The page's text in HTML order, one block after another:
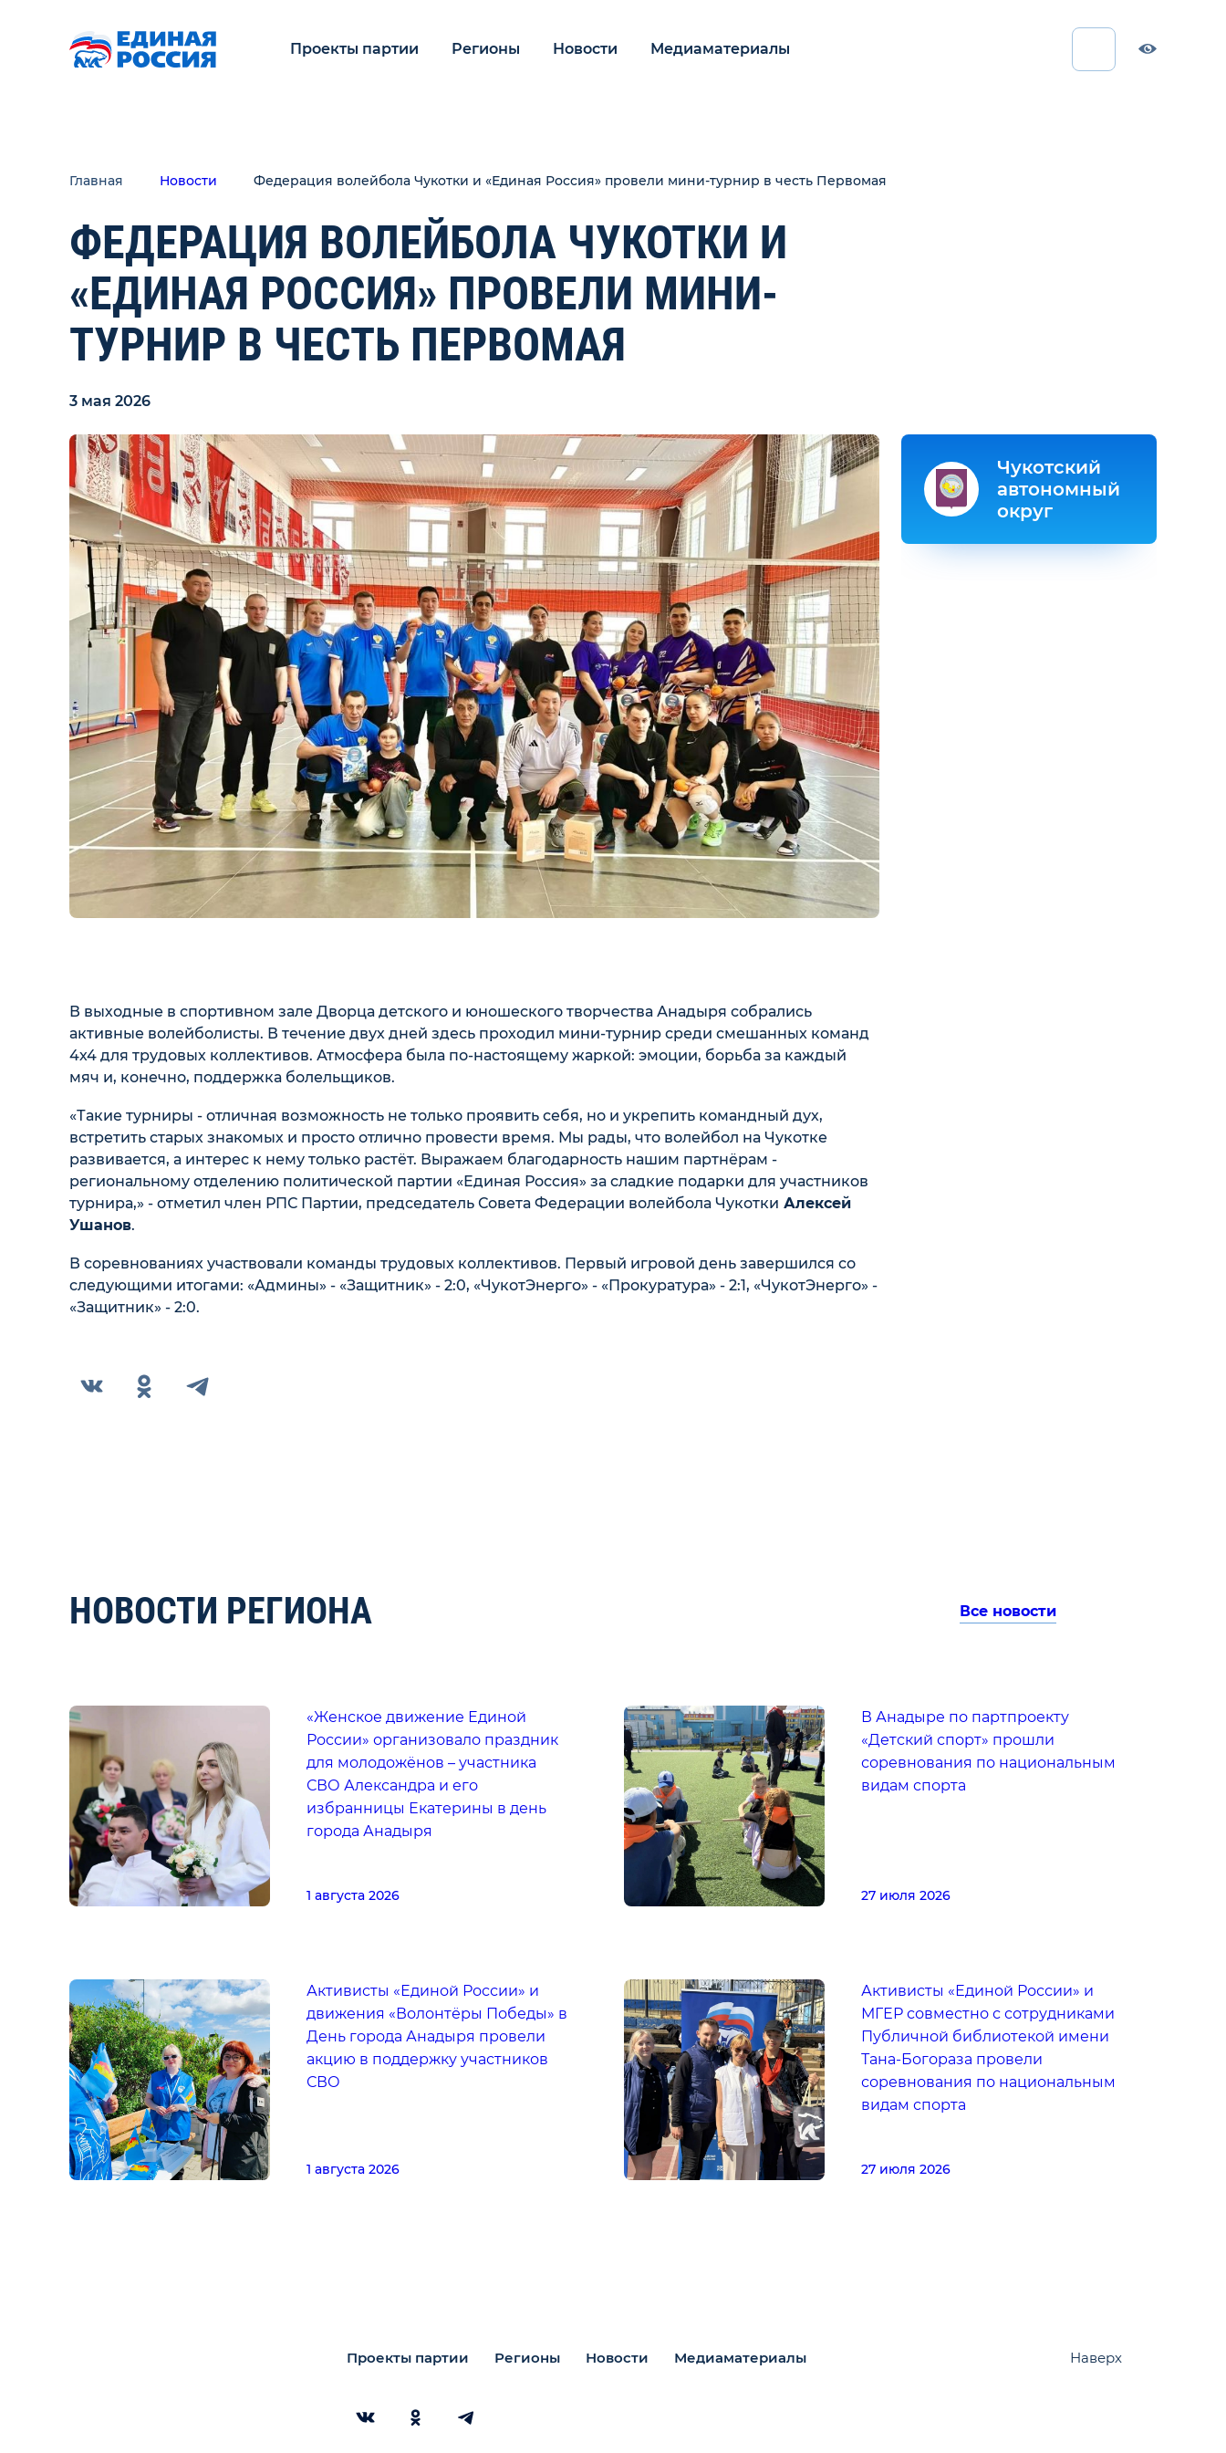
Проекты партии Регионы Новости Медиаматериалы
Главная Новости Федерация волейбола Чукотки и «Единая Россия» провели мини-турнир в честь Первомая
ФЕДЕРАЦИЯ ВОЛЕЙБОЛА ЧУКОТКИ И
«ЕДИНАЯ РОССИЯ» ПРОВЕЛИ МИНИ-
ТУРНИР В ЧЕСТЬ ПЕРВОМАЯ
3 мая 2026
В выходные в спортивном зале Дворца детского и юношеского творчества Анадыря собрались
активные волейболисты. В течение двух дней здесь проходил мини-турнир среди смешанных команд
4х4 для трудовых коллективов. Атмосфера была по-настоящему жаркой: эмоции, борьба за каждый
мяч и, конечно, поддержка болельщиков.
«Такие турниры - отличная возможность не только проявить себя, но и укрепить командный дух,
встретить старых знакомых и просто отлично провести время. Мы рады, что волейбол на Чукотке
развивается, а интерес к нему только растёт. Выражаем благодарность нашим партнёрам -
региональному отделению политической партии «Единая Россия» за сладкие подарки для участников
турнира,» - отметил член РПС Партии, председатель Совета Федерации волейбола Чукотки Алексей
Ушанов.
В соревнованиях участвовали команды трудовых коллективов. Первый игровой день завершился со
следующими итогами: «Админы» - «Защитник» - 2:0, «ЧукотЭнерго» - «Прокуратура» - 2:1, «ЧукотЭнерго» -
«Защитник» - 2:0.
Чукотский
автономный
округ
НОВОСТИ РЕГИОНА Все новости
«Женское движение Единой
России» организовало праздник
для молодожёнов – участника
СВО Александра и его
избранницы Екатерины в день
города Анадыря
1 августа 2026
Активисты «Единой России» и
движения «Волонтёры Победы» в
День города Анадыря провели
акцию в поддержку участников
СВО
1 августа 2026
В Анадыре по партпроекту
«Детский спорт» прошли
соревнования по национальным
видам спорта
27 июля 2026
Активисты «Единой России» и
МГЕР совместно с сотрудниками
Публичной библиотекой имени
Тана-Богораза провели
соревнования по национальным
видам спорта
27 июля 2026
Проекты партии Регионы Новости Медиаматериалы Наверх